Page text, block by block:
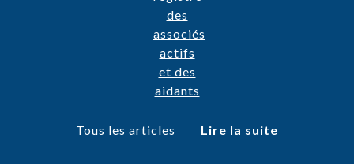
Tous les articles Lire la suite